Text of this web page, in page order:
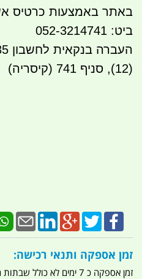
באתר באמצעות כרטיס
ביט: 052-3214741
(12), סניף 741 (קיסריה)
זמן אספקה ותנאי רכישה:
זמן אספקה כ 7 ימים לא